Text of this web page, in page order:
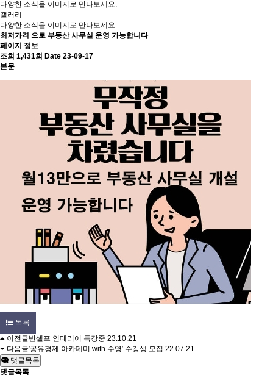
다양한 소식을 이미지로 만나보세요.
갤러리
다양한 소식을 이미지로 만나보세요.
최저가격 으로 부동산 사무실 운영 가능합니다
페이지 정보
조회 1,431회 Date 23-09-17
본문
목록
이전글반셀프 인테리어 특강중 23.10.21
다음글′공유경제 아카데미 with 수영′ 수강생 모집 22.07.21
댓글목록
댓글목록